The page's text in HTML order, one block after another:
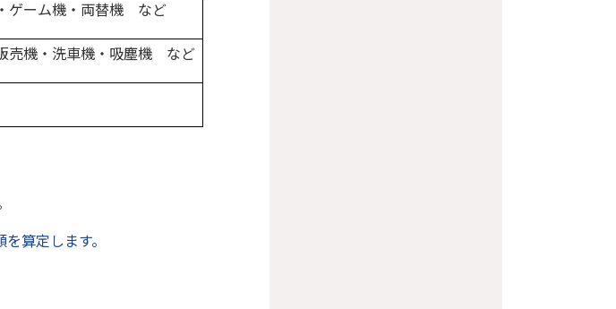
ゲーム機・両替機 など
売機・洗車機・吸塵機 など
算定します。